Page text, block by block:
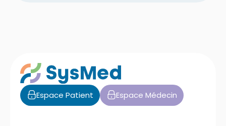
Espace Patient Espace Médecin